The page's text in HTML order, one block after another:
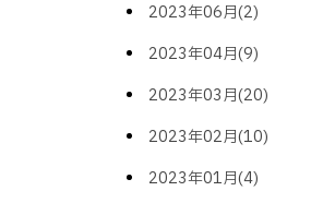
2023年06月(2)
2023年04月(9)
2023年03月(20)
2023年02月(10)
2023年01月(4)